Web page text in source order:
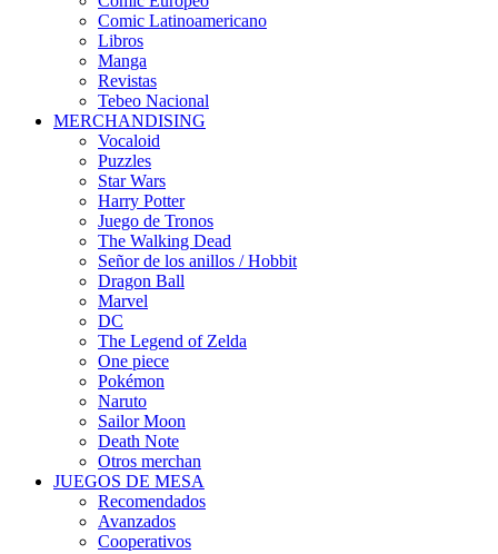
Comic Latinoamericano
Libros
Manga
Revistas
Tebeo Nacional
MERCHANDISING
Vocaloid
Puzzles
Star Wars
Harry Potter
Juego de Tronos
The Walking Dead
Señor de los anillos / Hobbit
Dragon Ball
Marvel
DC
The Legend of Zelda
One piece
Pokémon
Naruto
Sailor Moon
Death Note
Otros merchan
JUEGOS DE MESA
Recomendados
Avanzados
Cooperativos